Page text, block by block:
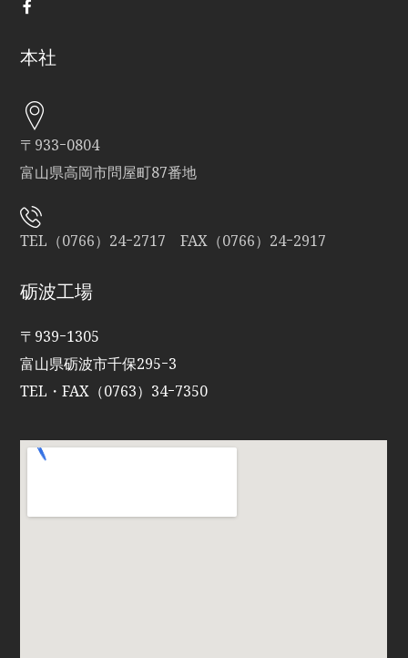
本社
〒933ｰ0804
富山県高岡市問屋町87番地
TEL（0766）24ｰ2717 FAX（0766）24ｰ2917
砺波工場
〒939ｰ1305
富山県砺波市千保295ｰ3
TEL・FAX（0763）34ｰ7350